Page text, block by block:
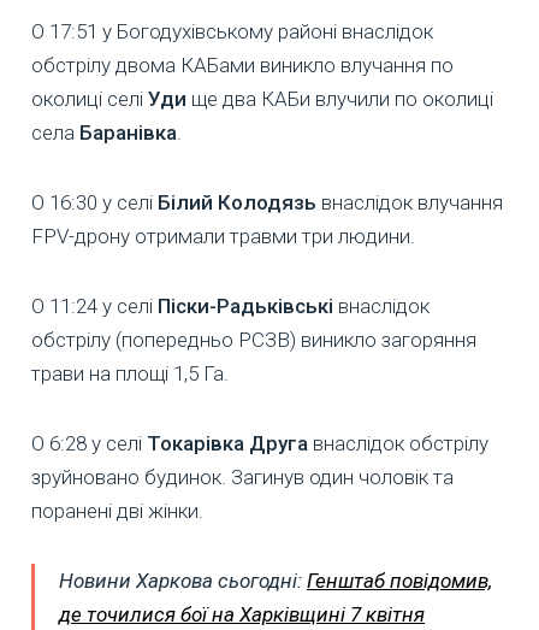
О 17:51 у Богодухівському районі внаслідок
обстрілу двома КАБами виникло влучання по
околиці селі Уди ще два КАБи влучили по околиці
села Баранівка
О 16:30 у селі Білий Колодязь внаслідок влучання
FPV-дрону отримали травми три людини.
О 11:24 у селі Піски-Радьківські внаслідок
обстрілу (попередньо РСЗВ) виникло загоряння
трави на площі 1,5 Га.
О 6:28 у селі Токарівка Друга внаслідок обстрілу
зруйновано будинок. Загинув один чоловік та
поранені дві жінки.
Новини Харкова сьогодні: Генштаб повідомив,
де точилися бої на Харківщині 7 квітня